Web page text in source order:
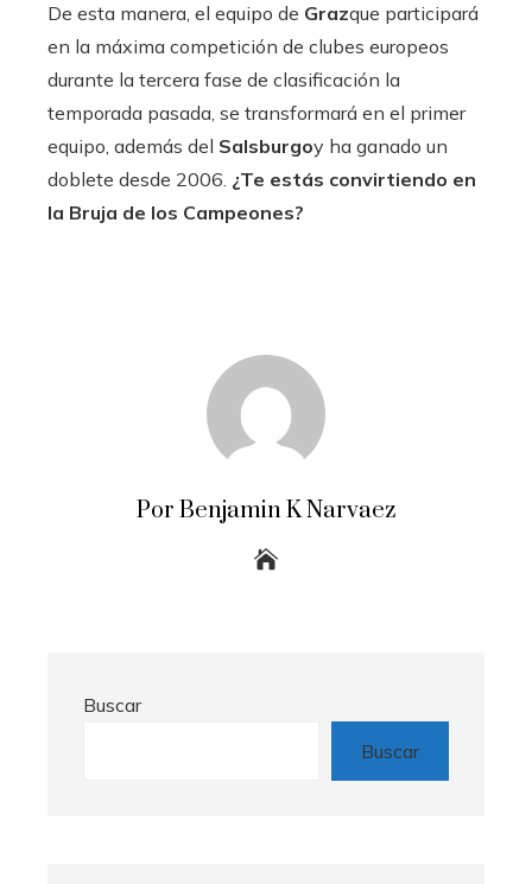
De esta manera, el equipo de Grazque participará
en la máxima competición de clubes europeos
durante la tercera fase de clasificación la
temporada pasada, se transformará en el primer
equipo, además del Salsburgoy ha ganado un
doblete desde 2006. ¿Te estás convirtiendo en
la Bruja de los Campeones?
Por Benjamin K Narvaez
Buscar
Buscar